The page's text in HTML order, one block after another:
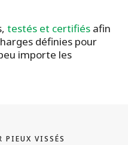
testés et certifiés afin
définies pour
importe les
PIEUX VISSÉS